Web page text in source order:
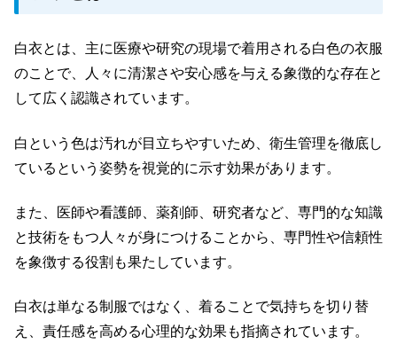
白衣とは、主に医療や研究の現場で着用される白色の衣服
のことで、人々に清潔さや安心感を与える象徴的な存在と
して広く認識されています。
白という色は汚れが目立ちやすいため、衛生管理を徹底し
ているという姿勢を視覚的に示す効果があります。
また、医師や看護師、薬剤師、研究者など、専門的な知識
と技術をもつ人々が身につけることから、専門性や信頼性
を象徴する役割も果たしています。
白衣は単なる制服ではなく、着ることで気持ちを切り替
え、責任感を高める心理的な効果も指摘されています。